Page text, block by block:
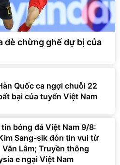
dè chừng ghế dự bị của
Quốc ca ngợi chuỗi 22
bại của tuyển Việt Nam
bóng đá Việt Nam 9/8:
Sang-sik đón tin vui từ
Lâm; Truyền thông
e ngại Việt Nam